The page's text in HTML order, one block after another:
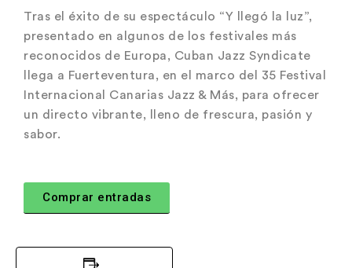
Tras el éxito de su espectáculo “Y llegó la luz”,
presentado en algunos de los festivales más
reconocidos de Europa, Cuban Jazz Syndicate
llega a Fuerteventura, en el marco del 35 Festival
Internacional Canarias Jazz & Más, para ofrecer
un directo vibrante, lleno de frescura, pasión y
sabor.
Comprar entradas